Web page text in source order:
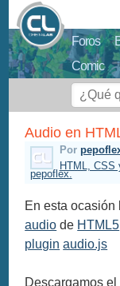
Foros
Comic
Audio en
Por
HTML, CSS
pepoflex.
En esta ocasión
audio de HTML5
plugin audio.js
Descargamos